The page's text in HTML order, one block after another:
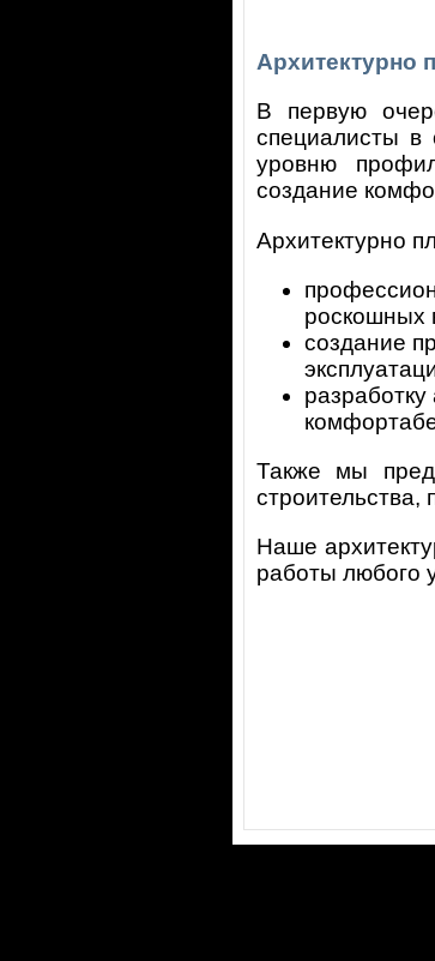
Архитектурно
В первую
специалисты в
уровню
создание
Архитектурно
роскошных
создание
Также мы
строительства,
Наше
работы любого